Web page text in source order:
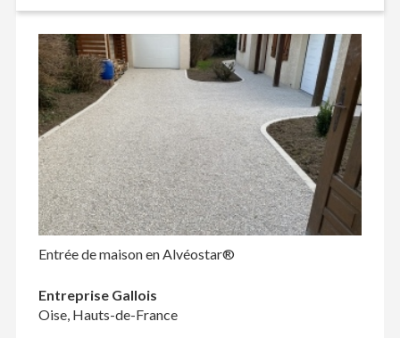
Entrée de maison en Alvéostar®
Entreprise Gallois
Oise, Hauts-de-France